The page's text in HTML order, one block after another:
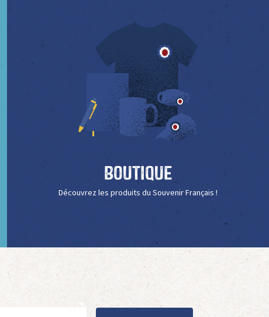
Boutique
Découvrez les produits du Souvenir Français !